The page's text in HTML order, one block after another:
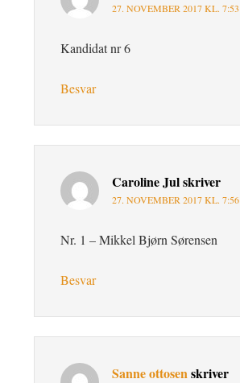
27. NOVEMBER 2017 KL. 7:53
Kandidat nr 6
Besvar
Caroline Julskriver
27. NOVEMBER 2017 KL. 7:56
Nr. 1 – Mikkel Bjørn Sørensen
Besvar
Sanne ottosenskriver